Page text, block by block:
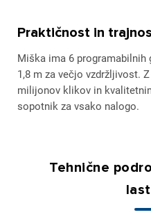
Praktičnost in
Miška ima 6 programabilnih
1,8 m za večjo vzdržljivost.
milijonov klikov in
sopotnik za vsako nalogo.
Tehnične